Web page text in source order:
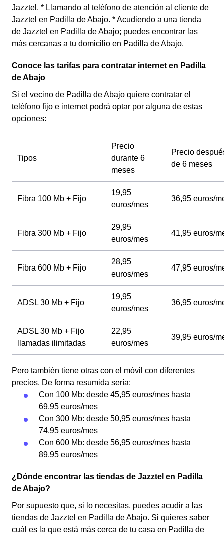
Jazztel. * Llamando al teléfono de atención al cliente de
Jazztel en Padilla de Abajo. * Acudiendo a una tienda
de Jazztel en Padilla de Abajo; puedes encontrar las
más cercanas a tu domicilio en Padilla de Abajo.
Conoce las tarifas para contratar internet en Padilla
de Abajo
Si el vecino de Padilla de Abajo quiere contratar el
teléfono fijo e internet podrá optar por alguna de estas
opciones:
Tipos
Precio
durante 6
meses
Precio
de 6 meses
Fibra 100 Mb + Fijo
19,95
euros/mes
36,95 euros/
Fibra 300 Mb + Fijo
29,95
euros/mes
41,95 euros/
Fibra 600 Mb + Fijo
28,95
euros/mes
47,95 euros/
ADSL 30 Mb + Fijo
19,95
euros/mes
36,95 euros/
ADSL 30 Mb + Fijo
llamadas ilimitadas
22,95
euros/mes
39,95 euros/
Pero también tiene otras con el móvil con diferentes
precios. De forma resumida sería:
Con 100 Mb: desde 45,95 euros/mes hasta
69,95 euros/mes
Con 300 Mb: desde 50,95 euros/mes hasta
74,95 euros/mes
Con 600 Mb: desde 56,95 euros/mes hasta
89,95 euros/mes
¿Dónde encontrar las tiendas de Jazztel en Padilla
de Abajo?
Por supuesto que, si lo necesitas, puedes acudir a las
tiendas de Jazztel en Padilla de Abajo. Si quieres saber
cuál es la que está más cerca de tu casa en Padilla de